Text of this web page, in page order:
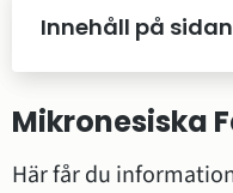
Innehåll på sidan
Mikronesiska
Här får du